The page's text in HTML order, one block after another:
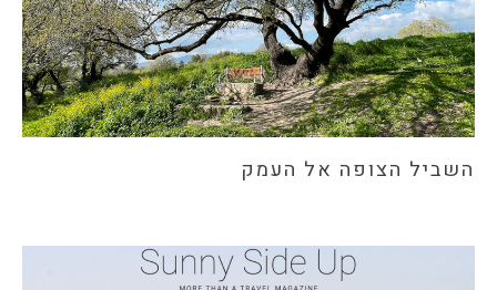
השביל הצופה אל העמק